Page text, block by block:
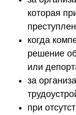
которая
когда
решение
или
за
при